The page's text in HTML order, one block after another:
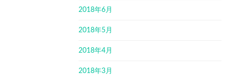
2018年6月
2018年5月
2018年4月
2018年3月